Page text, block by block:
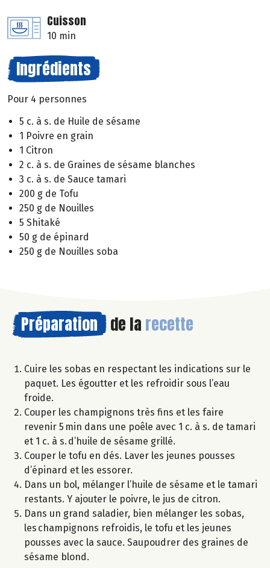
Cuisson
10 min
Ingrédients
Pour 4 personnes
5 c. à s. de Huile de sésame
1 Poivre en grain
1 Citron
2 c. à s. de Graines de sésame blanches
3 c. à s. de Sauce tamari
200 g de Tofu
250 g de Nouilles
5 Shitaké
50 g de épinard
250 g de Nouilles soba
Préparation de la recette
Cuire les sobas en respectant les indications sur le
paquet. Les égoutter et les refroidir sous l’eau
froide.
Couper les champignons très fins et les faire
revenir 5 min dans une poêle avec 1 c. à s. de tamari
et 1 c. à s. d’huile de sésame grillé.
Couper le tofu en dés. Laver les jeunes pousses
d’épinard et les essorer.
Dans un bol, mélanger l’huile de sésame et le tamari
restants. Y ajouter le poivre, le jus de citron.
Dans un grand saladier, bien mélanger les sobas,
les champignons refroidis, le tofu et les jeunes
pousses avec la sauce. Saupoudrer des graines de
sésame blond.